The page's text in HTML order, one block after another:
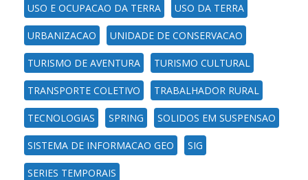
USO E OCUPACAO DA TERRA USO DA TERRA
URBANIZACAO UNIDADE DE CONSERVACAO
TURISMO DE AVENTURA TURISMO CULTURAL
TRANSPORTE COLETIVO TRABALHADOR RURAL
TECNOLOGIAS SPRING SOLIDOS EM SUSPENSAO
SISTEMA DE INFORMACAO GEO SIG
SERIES TEMPORAIS